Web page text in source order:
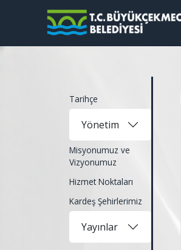
Tarihçe
Yönetim
Misyonumuz ve
Vizyonumuz
Hizmet Noktaları
Kardeş Şehirlerimiz
Yayınlar